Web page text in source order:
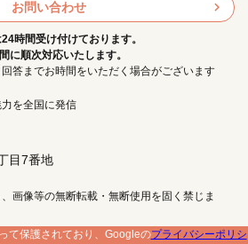
を全国に発信
目7番地
画像等の無断転載・無断使用を固く禁じま
お問い合わせ
時間受け付けております。
に順次対応いたします。
答までお時間をいただく場合がございます
て保護されており、Googleのプライバシーポリシ